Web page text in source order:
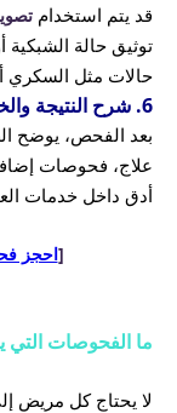
قد يتم استخدام
توثيق حالة الشبكية
حالات مثل السكري
6. شرح النتيجة والخطوة التالية
بعد الفحص، يوضح
علاج، فحوصات
أدق داخل خدمات
[احجز
ما الفحوصات
لا يحتاج كل مريض